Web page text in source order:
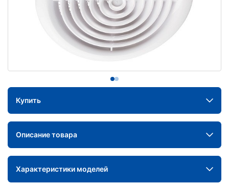
Купить
Описание товара
Характеристики моделей